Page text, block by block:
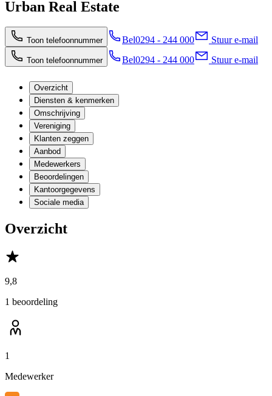
Urban Real Estate
Toon telefoonnummer Bel0294 - 244 000 Stuur e-mail
Toon telefoonnummer Bel0294 - 244 000 Stuur e-mail
Overzicht
Diensten & kenmerken
Omschrijving
Vereniging
Klanten zeggen
Aanbod
Medewerkers
Beoordelingen
Kantoorgegevens
Sociale media
Overzicht
9,8
1 beoordeling
1
Medewerker